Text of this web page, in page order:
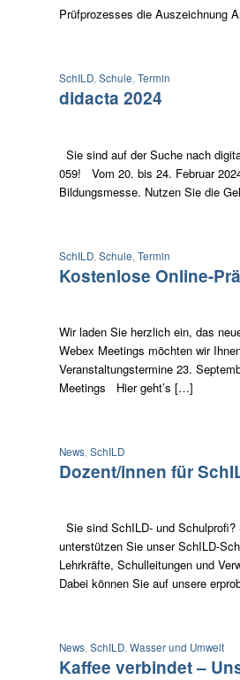
Prüfprozesses die Auszeichnung
SchILD,Schule,Termin
didacta 2024
Sie sind auf der Suche nach
059! Vom 20. bis 24. Februar
Bildungsmesse. Nutzen Sie die
SchILD Schule Termin
Kostenlose Online-
Wir laden Sie herzlich ein, das
Webex Meetings möchten wir
Veranstaltungstermine 23.
Meetings Hier geht’s […]
News SchILD
Dozent/innen für
Sie sind SchILD- und
unterstützen Sie unser SchILD-
Lehrkräfte, Schulleitungen und
Dabei können Sie auf unsere
News SchILD Wasser und Umwelt
Kaffee verbindet –